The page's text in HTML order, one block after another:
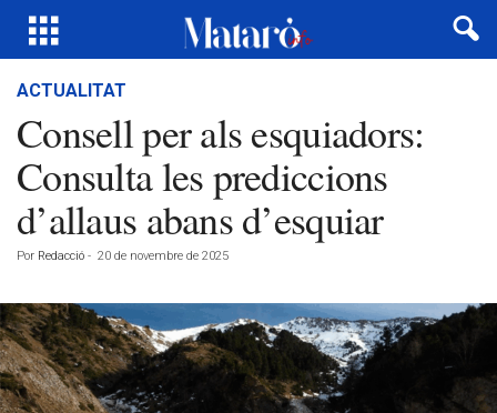
ACTUALITAT
Consell per als esquiadors:
Consulta les prediccions
d’allaus abans d’esquiar
Por Redacció - 20 de novembre de 2025